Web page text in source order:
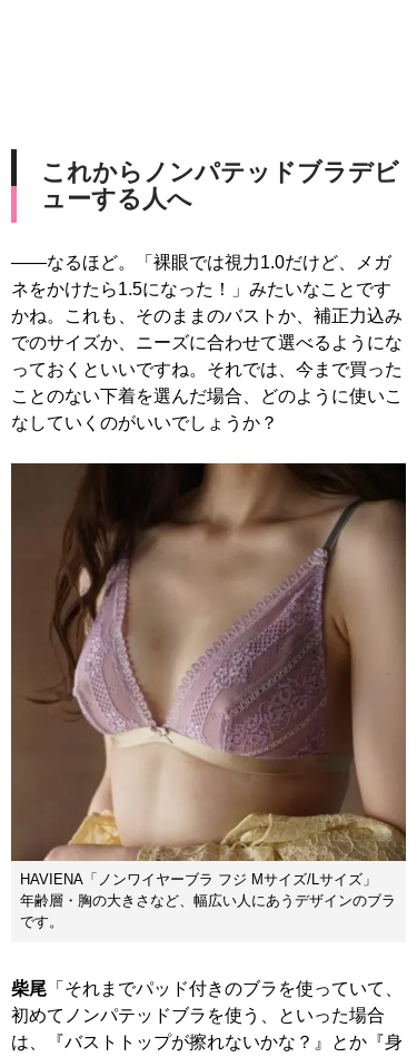
これからノンパテッドブラデビ
ューする人へ
――なるほど。「裸眼では視力1.0だけど、メガ
ネをかけたら1.5になった！」みたいなことです
かね。これも、そのままのバストか、補正力込み
でのサイズか、ニーズに合わせて選べるようにな
っておくといいですね。それでは、今まで買った
ことのない下着を選んだ場合、どのように使いこ
なしていくのがいいでしょうか？
HAVIENA「ノンワイヤーブラ フジ Mサイズ/Lサイズ」
年齢層・胸の大きさなど、幅広い人にあうデザインのブラ
です。
柴尾 「それまでパッド付きのブラを使っていて、
初めてノンパテッドブラを使う、といった場合
は、『バストトップが擦れないかな？』とか『身